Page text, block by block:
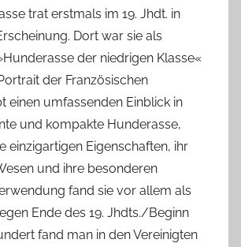
trat erstmals im 19. Jhdt. in
Dort war sie als
der niedrigen Klasse«
der Französischen
einen umfassenden Einblick in
und kompakte Hunderasse,
einzigartigen Eigenschaften, ihr
und ihre besonderen
fand sie vor allem als
Ende des 19. Jhdts./Beginn
fand man in den Vereinigten